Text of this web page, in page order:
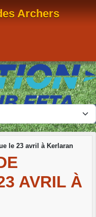
Archers
le 23 avril à Kerlaran
AVRIL À